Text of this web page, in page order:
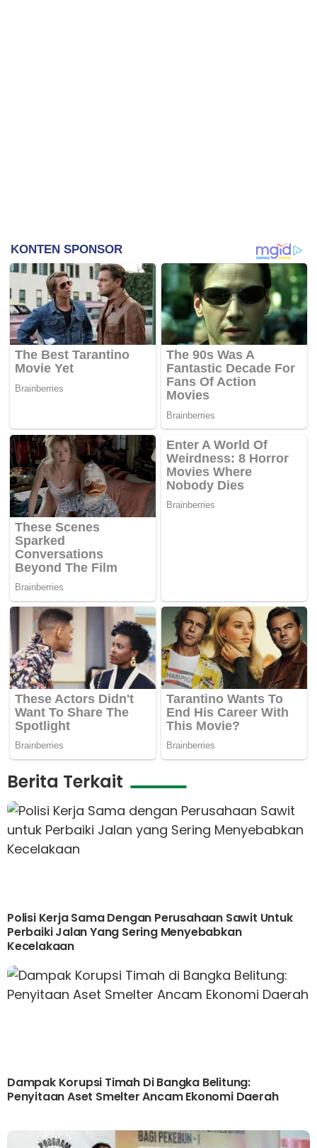
Berita Terkait
Polisi Kerja Sama Dengan Perusahaan Sawit Untuk
Perbaiki Jalan Yang Sering Menyebabkan
Kecelakaan
Dampak Korupsi Timah Di Bangka Belitung:
Penyitaan Aset Smelter Ancam Ekonomi Daerah